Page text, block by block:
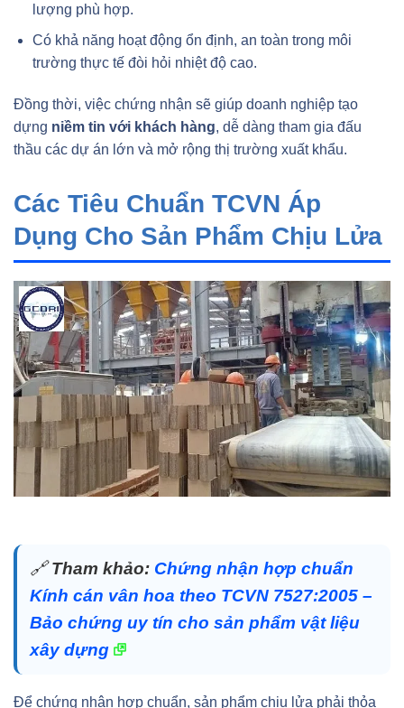
lượng phù hợp.
Có khả năng hoạt động ổn định, an toàn trong môi
trường thực tế đòi hỏi nhiệt độ cao.
Đồng thời, việc chứng nhận sẽ giúp doanh nghiệp tạo
dựng niềm tin với khách hàng, dễ dàng tham gia đấu
thầu các dự án lớn và mở rộng thị trường xuất khẩu.
Các Tiêu Chuẩn TCVN Áp
Dụng Cho Sản Phẩm Chịu Lửa
🔗Tham khảo: Chứng nhận hợp chuẩn
Kính cán vân hoa theo TCVN 7527:2005 –
Bảo chứng uy tín cho sản phẩm vật liệu
xây dựng
Để chứng nhận hợp chuẩn, sản phẩm chịu lửa phải thỏa